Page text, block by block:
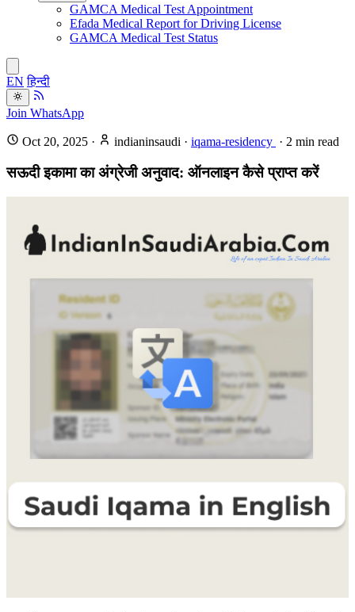
GAMCA Medical Test Appointment
Efada Medical Report for Driving License
GAMCA Medical Test Status
EN हिन्दी
Join WhatsApp
Oct 20, 2025 · indianinsaudi · iqama-residency · 2 min read
सऊदी इकामा का अंग्रेजी अनुवाद: ऑनलाइन कैसे प्राप्त करें